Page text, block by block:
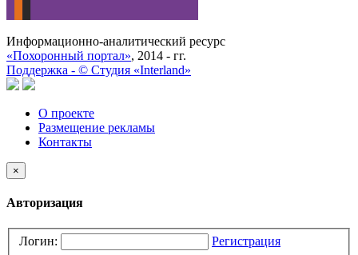
Информационно-аналитический ресурс
«Похоронный портал», 2014 - гг.
Поддержка - © Cтудия «Interland»
О проекте
Размещение рекламы
Контакты
×
Авторизация
Логин: Регистрация